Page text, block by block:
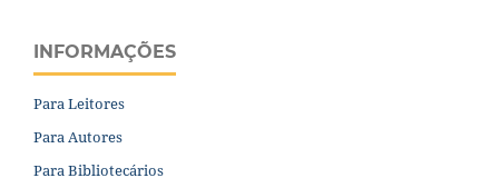
INFORMAÇÕES
Para Leitores
Para Autores
Para Bibliotecários